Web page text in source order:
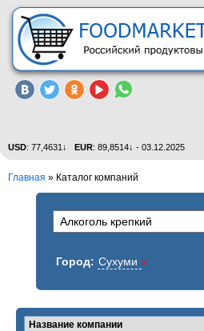
USD: 77,4631↓ EUR: 89,8514↓ - 03.12.2025
Главная » Каталог компаний
Город: Сухуми x
Название компании